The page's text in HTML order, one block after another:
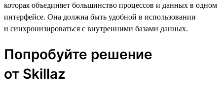
которая объединяет большинство процессов и данных в одном
интерфейсе. Она должна быть удобной в использовании
и синхронизироваться с внутренними базами данных.
Попробуйте решение
от Skillaz